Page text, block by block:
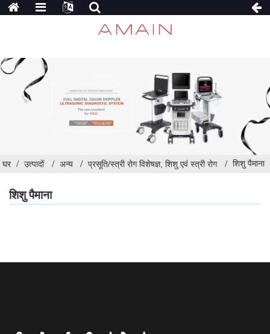
घर उत्पादों अन्य प्रसूति/स्त्री रोग विशेषज्ञ, शिशु एवं स्त्री रोग शिशु पैमाना
शिशु पैमाना